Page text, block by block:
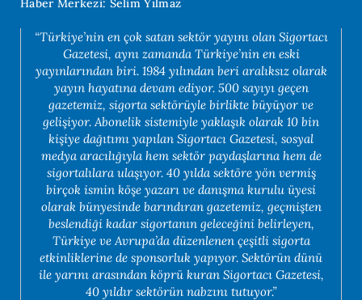
Haber Merkezi: Selim Yılmaz
“Türkiye’nin en çok satan sektör yayını olan Sigortacı
Gazetesi, aynı zamanda Türkiye’nin en eski
yayınlarından biri. 1984 yılından beri aralıksız olarak
yayın hayatına devam ediyor. 500 sayıyı geçen
gazetemiz, sigorta sektörüyle birlikte büyüyor ve
gelişiyor. Abonelik sistemiyle yaklaşık olarak 10 bin
kişiye dağıtımı yapılan Sigortacı Gazetesi, sosyal
medya aracılığıyla hem sektör paydaşlarına hem de
sigortalılara ulaşıyor. 40 yılda sektöre yön vermiş
birçok ismin köşe yazarı ve danışma kurulu üyesi
olarak bünyesinde barındıran gazetemiz, geçmişten
beslendiği kadar sigortanın geleceğini belirleyen,
Türkiye ve Avrupa’da düzenlenen çeşitli sigorta
etkinliklerine de sponsorluk yapıyor. Sektörün dünü
ile yarını arasından köprü kuran Sigortacı Gazetesi,
40 yıldır sektörün nabzını tutuyor.”